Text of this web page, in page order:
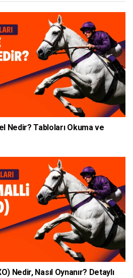
Nedir? Tabloları Okuma ve
Nedir, Nasıl Oynanır? Detaylı